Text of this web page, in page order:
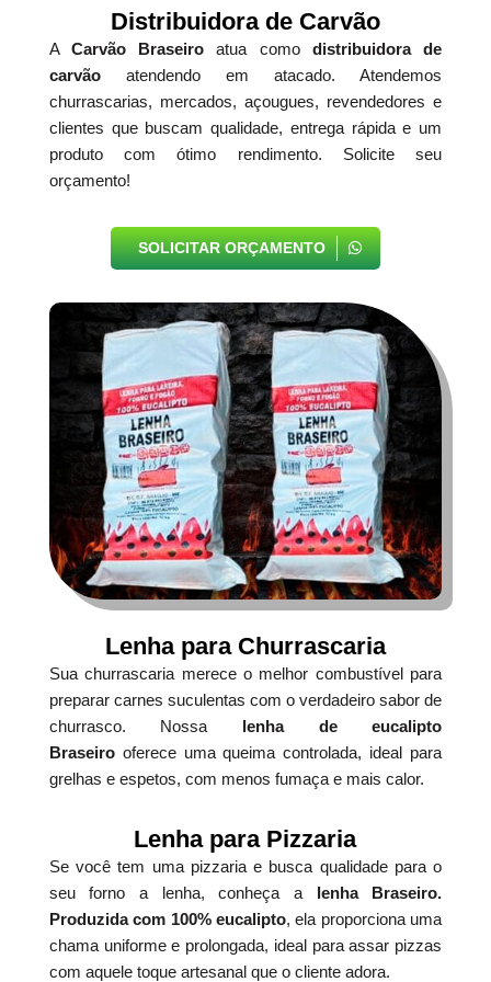
Distribuidora de Carvão
ACarvão Braseiro atua como distribuidora de
carvãoatendendo em atacado. Atendemos
churrascarias, mercados, açougues, revendedores e
clientes que buscam qualidade, entrega rápida e um
produto com ótimo rendimento. Solicite seu
orçamento!
SOLICITAR ORÇAMENTO
Lenha para Churrascaria
Sua churrascaria merece o melhor combustível para
preparar carnes suculentas com o verdadeiro sabor de
churrasco. Nossa lenha de eucalipto
Braseirooferece uma queima controlada, ideal para
grelhas e espetos, com menos fumaça e mais calor.
Lenha para Pizzaria
Se você tem uma pizzaria e busca qualidade para o
seu forno a lenha, conheça a lenha Braseiro.
Produzida com 100% eucalipto, ela proporciona uma
chama uniforme e prolongada, ideal para assar pizzas
com aquele toque artesanal que o cliente adora.